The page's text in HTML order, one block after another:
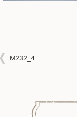
M232_4